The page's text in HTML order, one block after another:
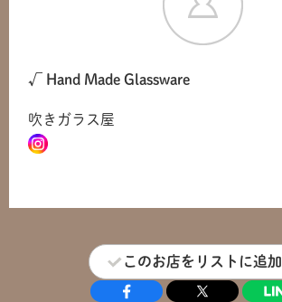
√ Hand Made Glassware
吹きガラス屋
このお店をリストに追加